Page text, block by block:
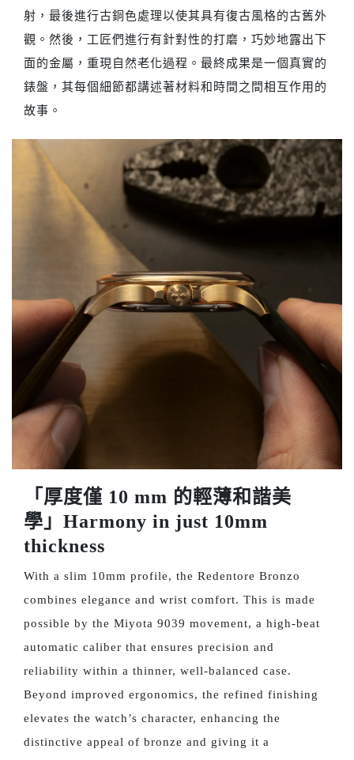
射，最後進行古銅色處理以使其具有復古風格的古舊外
觀。然後，工匠們進行有針對性的打磨，巧妙地露出下
面的金屬，重現自然老化過程。最終成果是一個真實的
錶盤，其每個細節都講述著材料和時間之間相互作用的
故事。
「厚度僅 10 mm 的輕薄和諧美
學」Harmony in just 10mm
thickness
With a slim 10mm profile, the Redentore Bronzo
combines elegance and wrist comfort. This is made
possible by the Miyota 9039 movement, a high-beat
automatic caliber that ensures precision and
reliability within a thinner, well-balanced case.
Beyond improved ergonomics, the refined finishing
elevates the watch’s character, enhancing the
distinctive appeal of bronze and giving it a